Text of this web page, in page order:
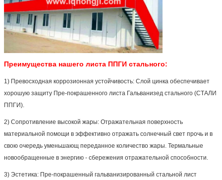
Преимущества нашего листа ППГИ стального:
1) Превосходная коррозионная устойчивость: Слой цинка обеспечивает
хорошую защиту Пре-покрашенного листа Гальванизед стального (СТАЛИ
ППГИ).
2) Сопротивление высокой жары: Отражательная поверхность
материальной помощи в эффективно отражать солнечный свет прочь и в
свою очередь уменьшающ переданное количество жары. Термальные
новообращенные в энергию - сбережения отражательной способности.
3) Эстетика: Пре-покрашенный гальванизированный стальной лист